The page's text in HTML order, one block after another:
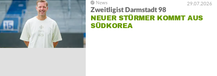
29.07.2026
Zweitligist Darmstadt 98
NEUER STÜRMER KOMMT AUS
SÜDKOREA